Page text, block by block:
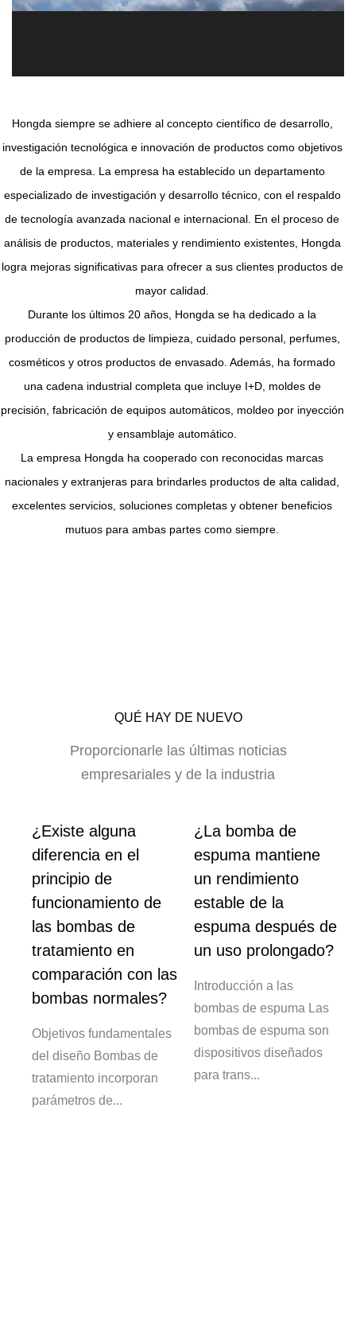
Hongda siempre se adhiere al concepto científico de desarrollo,
investigación tecnológica e innovación de productos como objetivos
de la empresa. La empresa ha establecido un departamento
especializado de investigación y desarrollo técnico, con el respaldo
de tecnología avanzada nacional e internacional. En el proceso de
análisis de productos, materiales y rendimiento existentes, Hongda
logra mejoras significativas para ofrecer a sus clientes productos de
mayor calidad.
Durante los últimos 20 años, Hongda se ha dedicado a la
producción de productos de limpieza, cuidado personal, perfumes,
cosméticos y otros productos de envasado. Además, ha formado
una cadena industrial completa que incluye I+D, moldes de
precisión, fabricación de equipos automáticos, moldeo por inyección
y ensamblaje automático.
La empresa Hongda ha cooperado con reconocidas marcas
nacionales y extranjeras para brindarles productos de alta calidad,
excelentes servicios, soluciones completas y obtener beneficios
mutuos para ambas partes como siempre.
QUÉ HAY DE NUEVO
Proporcionarle las últimas noticias
empresariales y de la industria
¿Existe alguna
diferencia en el
principio de
funcionamiento de
las bombas de
tratamiento en
comparación con las
bombas normales?
Objetivos fundamentales
del diseño Bombas de
tratamiento incorporan
parámetros de...
¿La bomba de
espuma mantiene
un rendimiento
estable de la
espuma después de
un uso prolongado?
Introducción a las
bombas de espuma Las
bombas de espuma son
dispositivos diseñados
para trans...